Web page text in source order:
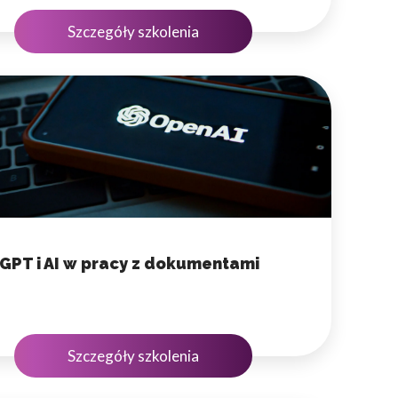
Szczegóły szkolenia
i AI w pracy z dokumentami
Szczegóły szkolenia
i analizować ruch w
reklamowym i
podczas korzystania
funkcjonowanie strony,